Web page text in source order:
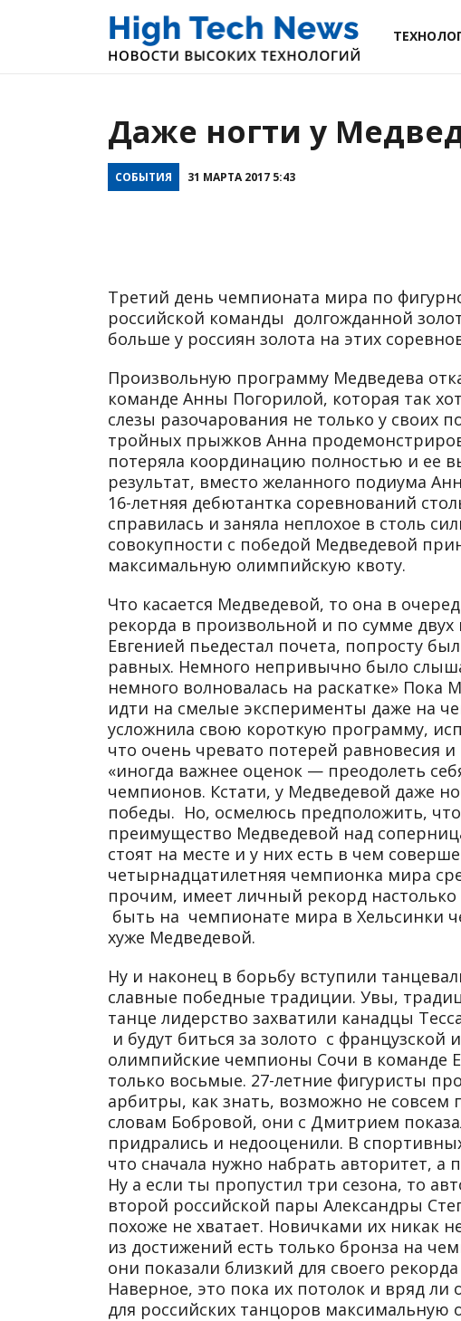
Даже ногти у
СОБЫТИЯ 31 МАРТА 2017 5:43
Третий день чемпионата мира по
российской команды долгожданной
больше у россиян золота на этих
Произвольную программу Медведева
команде Анны Погорилой, которая так
слезы разочарования не только у своих
тройных прыжков Анна
потеряла координацию полностью и ее
результат, вместо желанного подиума
16-летняя дебютантка соревнований
справилась и заняла неплохое в столь
совокупности с победой Медведевой
максимальную олимпийскую квоту.
Что касается Медведевой, то она в
рекорда в произвольной и по сумме
Евгенией пьедестал почета, попросту
равных. Немного непривычно было
немного волновалась на раскатке» Пока
идти на смелые эксперименты даже на
усложнила свою короткую программу,
что очень чревато потерей равновесия
«иногда важнее оценок — преодолеть
чемпионов. Кстати, у Медведевой даже
победы. Но, осмелюсь предположить,
преимущество Медведевой над
стоят на месте и у них есть в чем
четырнадцатилетняя чемпионка мира
прочим, имеет личный рекорд
быть на чемпионате мира в Хельсинки
хуже Медведевой.
Ну и наконец в борьбу вступили
славные победные традиции. Увы,
танце лидерство захватили канадцы
и будут биться за золото с
олимпийские чемпионы Сочи в команде
только восьмые. 27-летние фигуристы
арбитры, как знать, возможно не совсем
словам Бобровой, они с Дмитрием
придрались и недооценили. В
что сначала нужно набрать авторитет, а
Ну а если ты пропустил три сезона, то
второй российской пары Александры
похоже не хватает. Новичками их никак
из достижений есть только бронза на
они показали близкий для своего
Наверное, это пока их потолок и вряд
для российских танцоров максимальную